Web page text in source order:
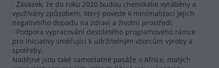
· Závazek, že do roku 2020 budou chemikálie vyráběny a
využívány způsobem, který povede k minimalizaci jejich
negativního dopadu na zdraví a životní prostředí.
· Podpora vypracování destiletého programového rámce
pro iniciativy směřující k udržitelným vzorcům výroby a
spotřeby.
Nadějné jsou také samostatné pasáže o Africe, malých